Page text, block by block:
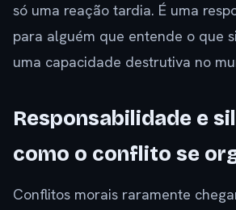
só uma reação tardia. É uma
para alguém que entende o que
uma capacidade destrutiva no
Responsabilidade e
como o conflito se
Conflitos morais raramente